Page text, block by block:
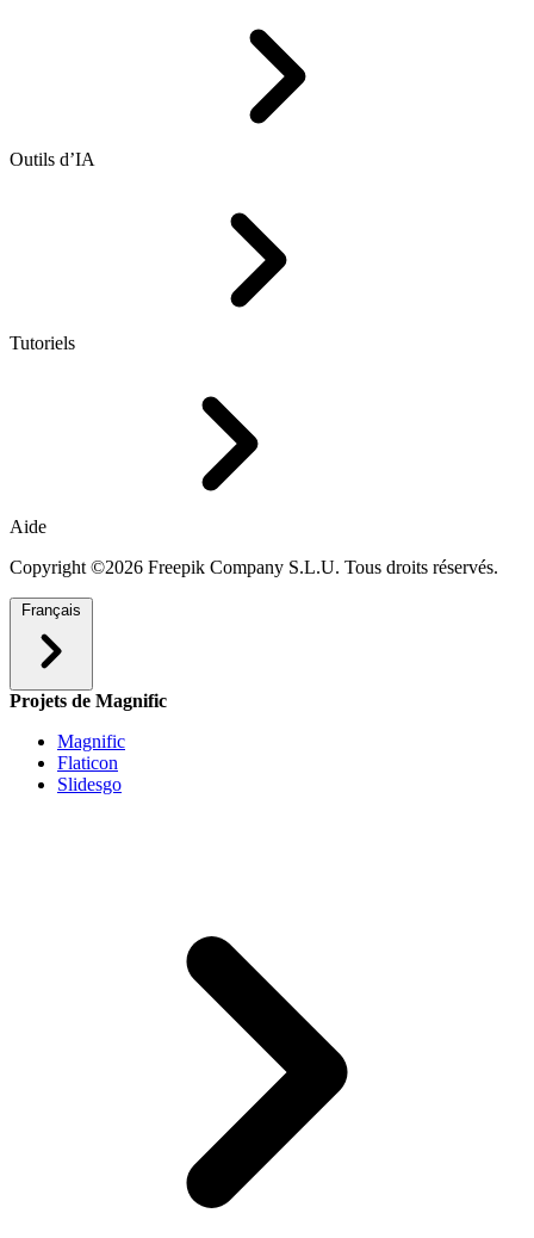
Outils d’IA
Tutoriels
Aide
Copyright ©2026 Freepik Company S.L.U. Tous droits réservés.
Français
Projets de Magnific
Magnific
Flaticon
Slidesgo